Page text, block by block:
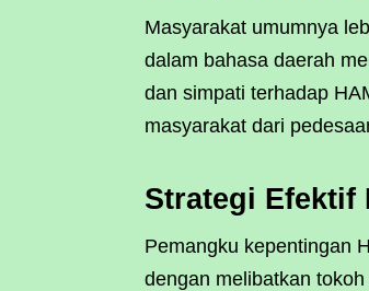
Masyarakat umumnya
dalam bahasa daerah
dan simpati terhadap
masyarakat dari
Strategi Efektif
Pemangku kepentingan
dengan melibatkan